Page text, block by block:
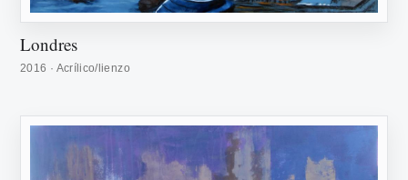
Londres
2016 · Acrílico/lienzo